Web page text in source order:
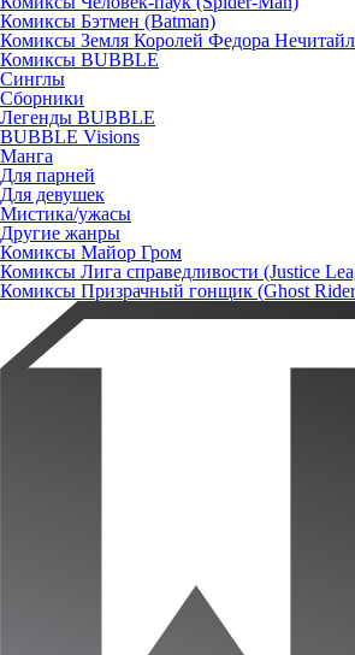
Комиксы Бэтмен (Batman)
Комиксы Земля Королей Федора
Комиксы BUBBLE
Синглы
Сборники
Легенды BUBBLE
BUBBLE Visions
Манга
Для парней
Для девушек
Мистика/ужасы
Другие жанры
Комиксы Майор Гром
Комиксы Лига справедливости (Justice
Комиксы Призрачный гонщик (Ghost